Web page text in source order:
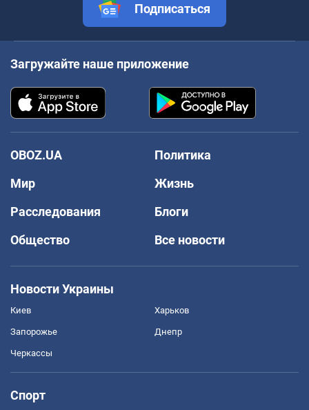
Подписаться
Загружайте наше приложение
OBOZ.UA
Политика
Мир
Жизнь
Расследования
Блоги
Общество
Все новости
Новости Украины
Киев Харьков
Запорожье Днепр
Черкассы
Спорт